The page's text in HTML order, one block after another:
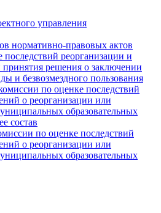
управления
нормативно-правовых актов
реорганизации и
принятия решения о заключении
и безвозмездного пользования
по оценке последствий
о реорганизации или
образовательных
состав
по оценке последствий
о реорганизации или
образовательных